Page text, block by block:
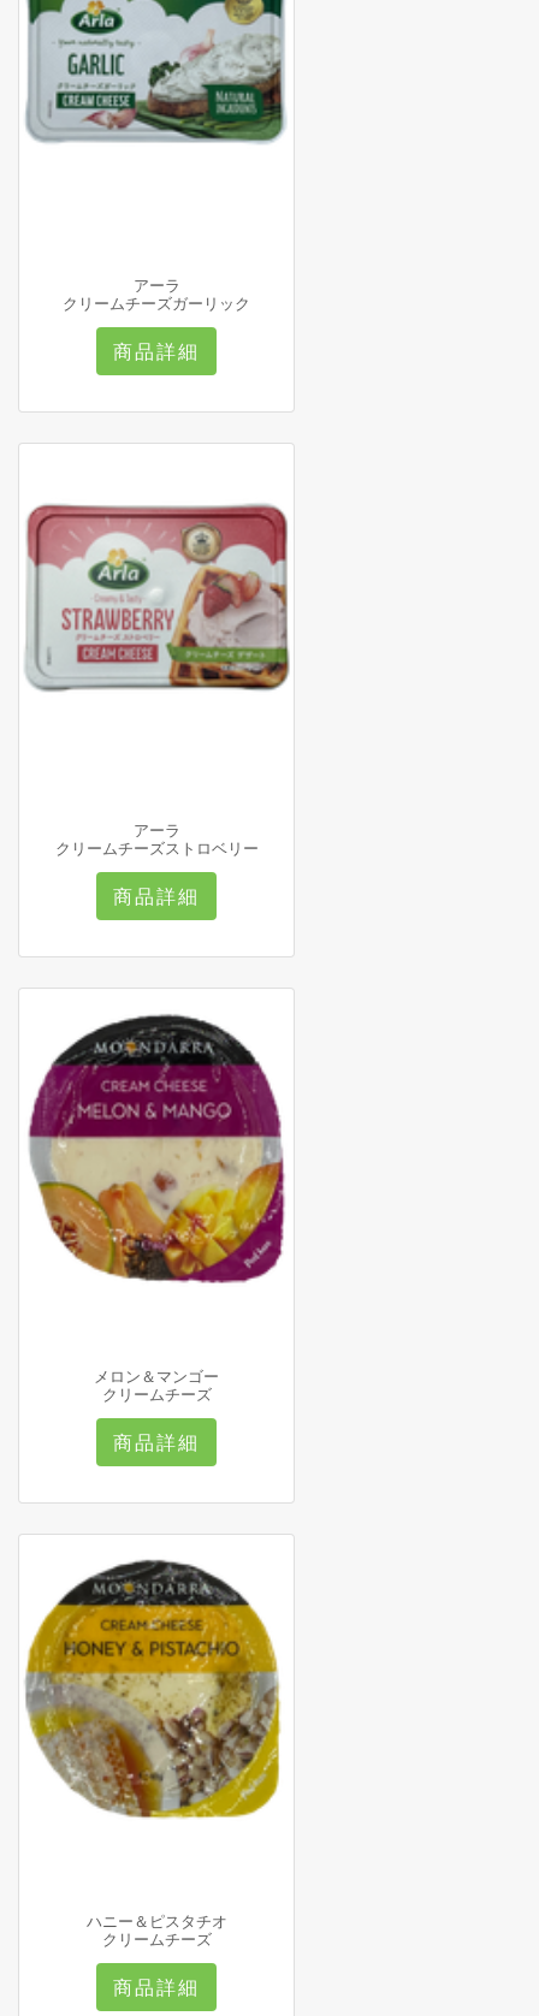
アーラ
クリームチーズガーリック
商品詳細
アーラ
クリームチーズストロベリー
商品詳細
メロン＆マンゴー
クリームチーズ
商品詳細
ハニー＆ピスタチオ
クリームチーズ
商品詳細